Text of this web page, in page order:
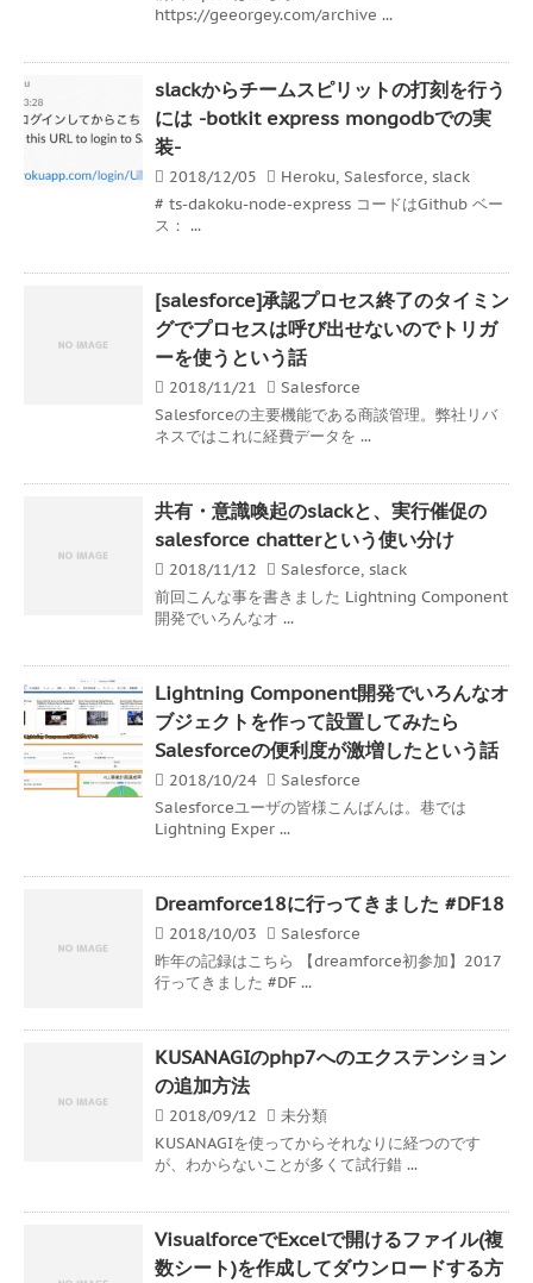
https://geeorgey.com/archive ...
slackからチームスピリットの打刻を行う
には -botkit express mongodbでの実
装-
2018/12/05 Heroku, Salesforce, slack
# ts-dakoku-node-express コードはGithub ベー
ス： ...
[salesforce]承認プロセス終了のタイミン
グでプロセスは呼び出せないのでトリガ
ーを使うという話
2018/11/21
Salesforce
Salesforceの主要機能である商談管理。弊社リバ
ネスではこれに経費データを ...
共有・意識喚起のslackと、実行催促の
salesforce chatterという使い分け
2018/11/12 Salesforce, slack
前回こんな事を書きました Lightning Component
開発でいろんなオ ...
Lightning Component開発でいろんなオ
ブジェクトを作って設置してみたら
Salesforceの便利度が激増したという話
2018/10/24
Salesforce
Salesforceユーザの皆様こんばんは。巷では
Lightning Exper ...
Dreamforce18に行ってきました #DF18
2018/10/03
Salesforce
昨年の記録はこちら 【dreamforce初参加】2017
行ってきました #DF ...
KUSANAGIのphp7へのエクステンション
の追加方法
2018/09/12
未分類
KUSANAGIを使ってからそれなりに経つのです
が、わからないことが多くて試行錯 ...
VisualforceでExcelで開けるファイル(複
数シート)を作成してダウンロードする方